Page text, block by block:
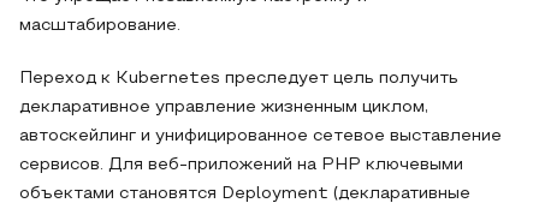
масштабирование.
Переход к Kubernetes преследует цель получить
декларативное управление жизненным циклом,
автоскейлинг и унифицированное сетевое выставление
сервисов. Для веб-приложений на PHP ключевыми
объектами становятся Deployment (декларативные